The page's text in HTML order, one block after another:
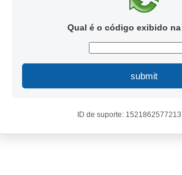
Qual é o código exibido na
submit
ID de suporte: